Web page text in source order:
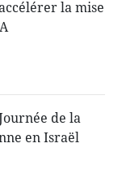
la mise
de la
en Israël